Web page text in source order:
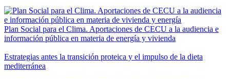
Plan Social para el Clima. Aportaciones de CECU a la audiencia e
información pública en materia de energía y vivienda
Estrategias antes la transición proteica y el impulso de la dieta
mediterránea